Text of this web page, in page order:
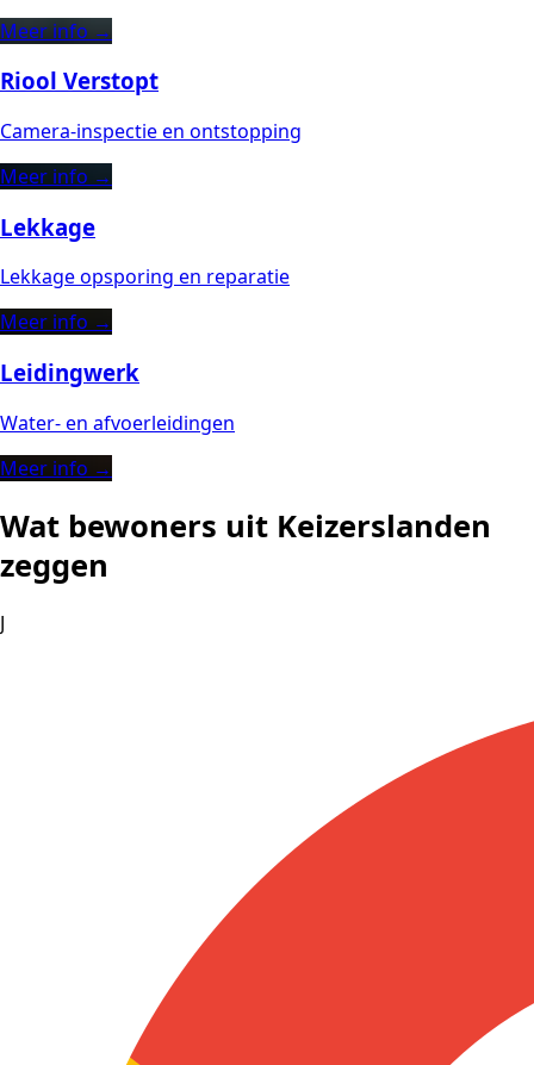
Meer info →
Riool Verstopt
Camera-inspectie en ontstopping
Meer info →
Lekkage
Lekkage opsporing en reparatie
Meer info →
Leidingwerk
Water- en afvoerleidingen
Meer info →
Wat bewoners uit Keizerslanden
zeggen
J